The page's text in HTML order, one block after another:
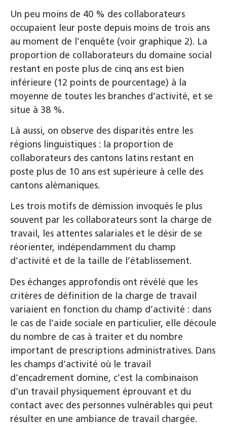
Un peu moins de 40 % des collaborateurs
occupaient leur poste depuis moins de trois ans
au moment de l’enquête (voir graphique 2). La
proportion de collaborateurs du domaine social
restant en poste plus de cinq ans est bien
inférieure (12 points de pourcentage) à la
moyenne de toutes les branches d’activité, et se
situe à 38 %.
Là aussi, on observe des disparités entre les
régions linguistiques : la proportion de
collaborateurs des cantons latins restant en
poste plus de 10 ans est supérieure à celle des
cantons alémaniques.
Les trois motifs de démission invoqués le plus
souvent par les collaborateurs sont la charge de
travail, les attentes salariales et le désir de se
réorienter, indépendamment du champ
d’activité et de la taille de l’établissement.
Des échanges approfondis ont révélé que les
critères de définition de la charge de travail
variaient en fonction du champ d’activité : dans
le cas de l’aide sociale en particulier, elle découle
du nombre de cas à traiter et du nombre
important de prescriptions administratives. Dans
les champs d’activité où le travail
d’encadrement domine, c’est la combinaison
d’un travail physiquement éprouvant et du
contact avec des personnes vulnérables qui peut
résulter en une ambiance de travail chargée.